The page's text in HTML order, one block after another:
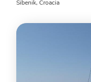
Šibenik, Croacia